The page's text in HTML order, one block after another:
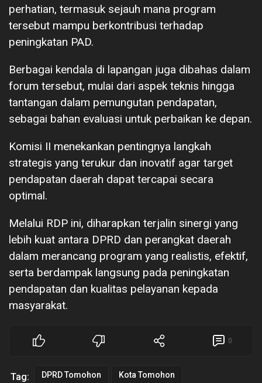
perhatian, termasuk sejauh mana program
tersebut mampu berkontribusi terhadap
peningkatan PAD.
Berbagai kendala di lapangan juga dibahas dalam
forum tersebut, mulai dari aspek teknis hingga
tantangan dalam pemungutan pendapatan,
sebagai bahan evaluasi untuk perbaikan ke depan.
Komisi II menekankan pentingnya langkah
strategis yang terukur dan inovatif agar target
pendapatan daerah dapat tercapai secara
optimal.
Melalui RDP ini, diharapkan terjalin sinergi yang
lebih kuat antara DPRD dan perangkat daerah
dalam merancang program yang realistis, efektif,
serta berdampak langsung pada peningkatan
pendapatan dan kualitas pelayanan kepada
masyarakat.
0
Tag: DPRD Tomohon Kota Tomohon